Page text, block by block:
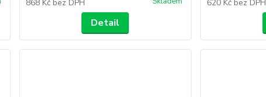
868 Kč bez DPH
Detail
620 Kč bez DPH